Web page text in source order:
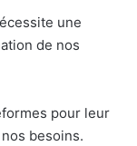
une
de nos
pour leur
besoins.